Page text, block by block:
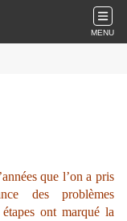
MENU
que l’on a pris
des problèmes
ont marqué la